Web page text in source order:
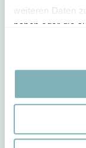
weiteren Daten
haben oder die